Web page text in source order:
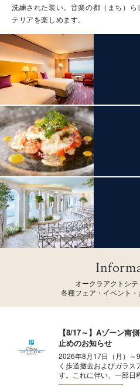
洗練された装い。音楽の都（まち）
テリアを楽しめます。
オークラアクトシ
各種フェア・イベント
【8/17～】Aゾーン南
止めのお知らせ
2026年8月17日（月）～
く歩道撤去およびガラス
す。これに伴い、一部日